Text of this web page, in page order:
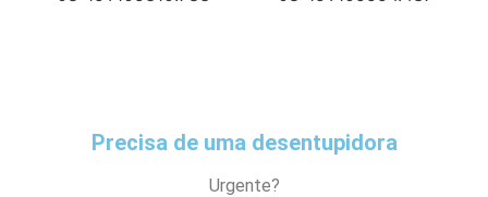
Precisa de uma desentupidora
Urgente?